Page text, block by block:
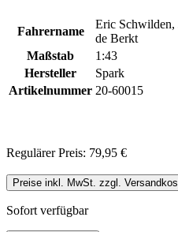
Fahrername
Eric Schwilden,
de Berkt
Maßstab
1:43
Hersteller
Spark
Artikelnummer 20-60015
Regulärer Preis: 79,95 €
Preise inkl. MwSt. zzgl.
Sofort verfügbar